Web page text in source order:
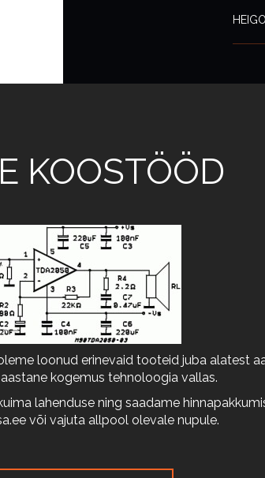
HEIGO
KOOSTÖÖD
loonud erinevaid tooteid juba alatest
kogemus tehnoloogia vallas.
lahenduse ning saadame
või vajuta allpool olevale nupule.